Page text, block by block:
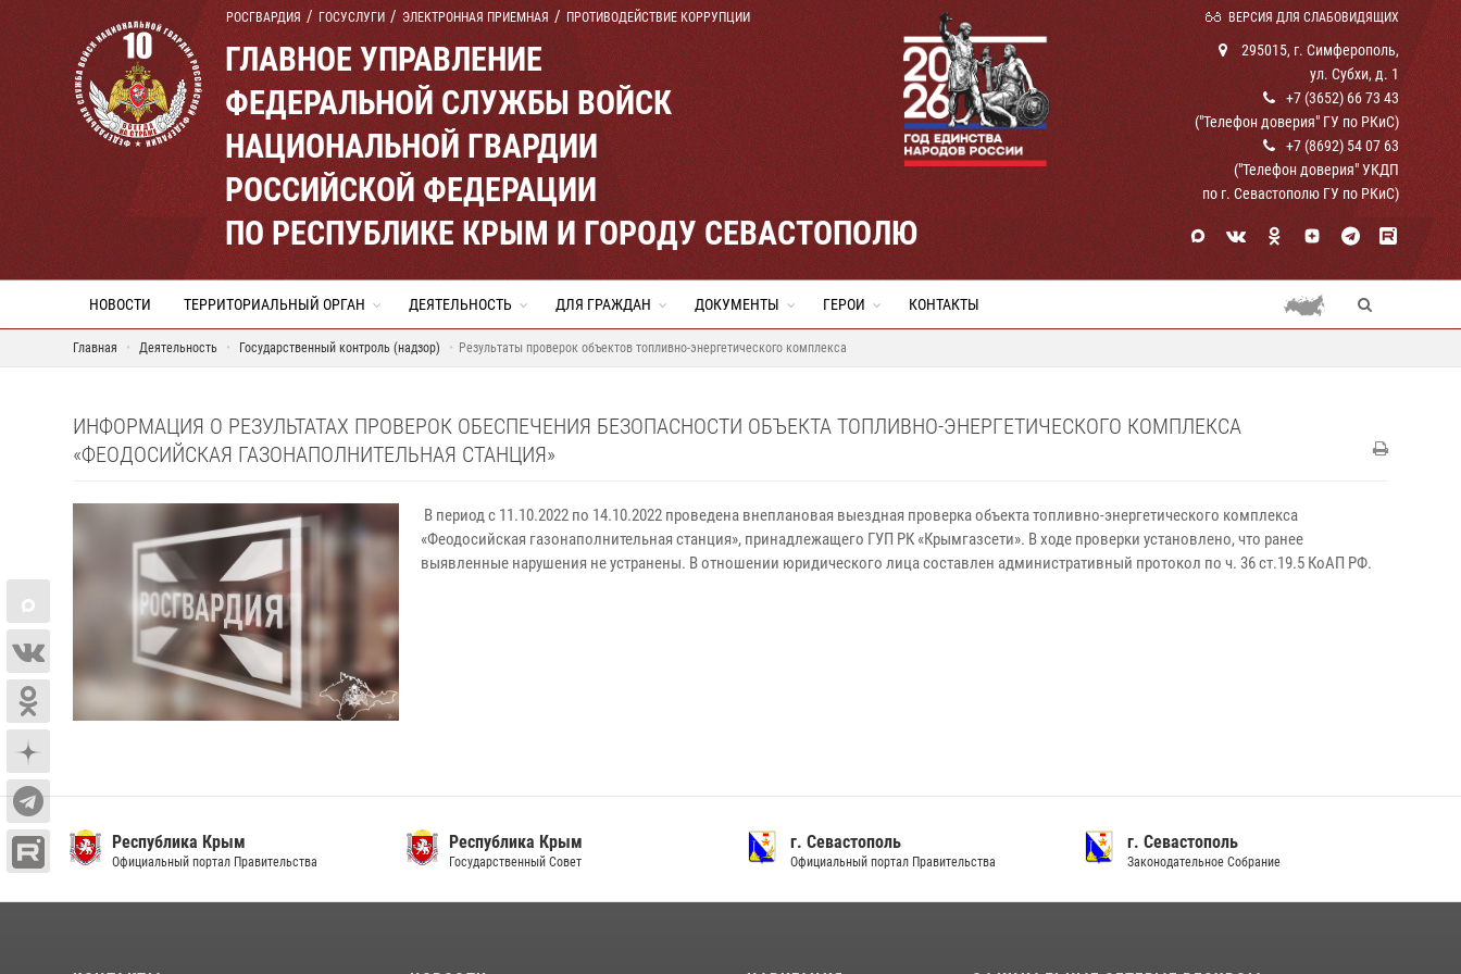
РОСГВАРДИЯ ГОСУСЛУГИ ЭЛЕКТРОННАЯ ПРИЕМНАЯ ПРОТИВОДЕЙСТВИЕ КОРРУПЦИИ ВЕРСИЯ ДЛЯ СЛАБОВИДЯЩИХ
ГЛАВНОЕ УПРАВЛЕНИЕ
ФЕДЕРАЛЬНОЙ СЛУЖБЫ ВОЙСК
НАЦИОНАЛЬНОЙ ГВАРДИИ
РОССИЙСКОЙ ФЕДЕРАЦИИ
ПО РЕСПУБЛИКЕ КРЫМ И ГОРОДУ СЕВАСТОПОЛЮ
295015, г. Симферополь,
ул. Субхи, д. 1
+7 (3652) 66 73 43
("Телефон доверия" ГУ по РКиС)
+7 (8692) 54 07 63
("Телефон доверия" УКДП
по г. Севастополю ГУ по РКиС)
НОВОСТИ ТЕРРИТОРИАЛЬНЫЙ ОРГАН ДЕЯТЕЛЬНОСТЬ ДЛЯ ГРАЖДАН ДОКУМЕНТЫ ГЕРОИ КОНТАКТЫ
Главная Деятельность Государственный контроль (надзор) Результаты проверок объектов топливно-энергетического комплекса
ИНФОРМАЦИЯ О РЕЗУЛЬТАТАХ ПРОВЕРОК ОБЕСПЕЧЕНИЯ БЕЗОПАСНОСТИ ОБЪЕКТА ТОПЛИВНО-ЭНЕРГЕТИЧЕСКОГО КОМПЛЕКСА
«ФЕОДОСИЙСКАЯ ГАЗОНАПОЛНИТЕЛЬНАЯ СТАНЦИЯ»
В период с 11.10.2022 по 14.10.2022 проведена внеплановая выездная проверка объекта топливно-энергетического комплекса
«Феодосийская газонаполнительная станция», принадлежащего ГУП РК «Крымгазсети». В ходе проверки установлено, что ранее
выявленные нарушения не устранены. В отношении юридического лица составлен административный протокол по ч. 36 ст.19.5 КоАП РФ.
Республика Крым
Официальный портал Правительства
Республика Крым
Государственный Совет
г. Севастополь
Официальный портал Правительства
г. Севастополь
Законодательное Собрание